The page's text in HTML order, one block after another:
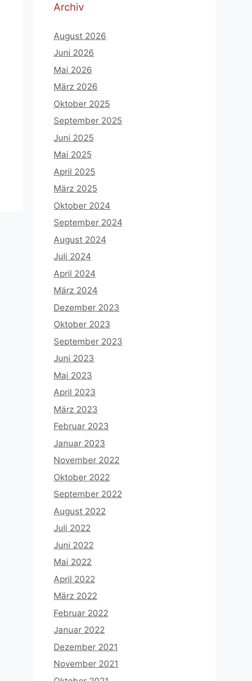
Archiv
August 2026
Juni 2026
Mai 2026
März 2026
Oktober 2025
September 2025
Juni 2025
Mai 2025
April 2025
März 2025
Oktober 2024
September 2024
August 2024
Juli 2024
April 2024
März 2024
Dezember 2023
Oktober 2023
September 2023
Juni 2023
Mai 2023
April 2023
März 2023
Februar 2023
Januar 2023
November 2022
Oktober 2022
September 2022
August 2022
Juli 2022
Juni 2022
Mai 2022
April 2022
März 2022
Februar 2022
Januar 2022
Dezember 2021
November 2021